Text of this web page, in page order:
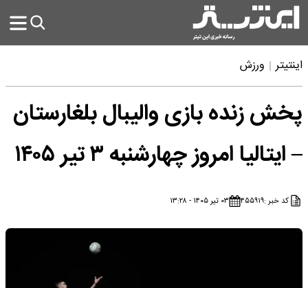
اینتیتر ورزش
پخش زنده بازی والیبال بلغارستان
– ایتالیا امروز چهارشنبه ۳ تیر ۱۴۰۵
کد خبر :۴۵۵۹۱۹ ۰۳ تیر ۱۴۰۵ - ۱۳:۲۸